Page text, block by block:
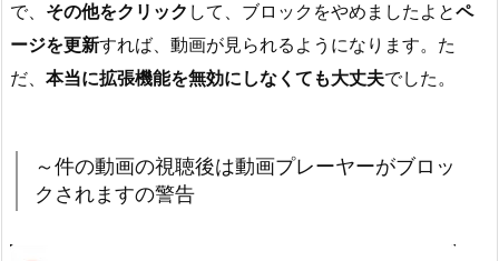
で、 その他をクリック して、ブロックをやめましたよとペ
ージを更新すれば、動画が見られるようになります。た
だ、 本当に拡張機能を無効にしなくても大丈夫でした。
～件の動画の視聴後は動画プレーヤーがブロッ
クされますの警告